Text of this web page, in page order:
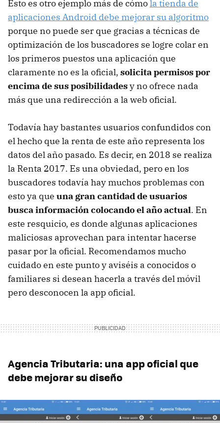
Esto es otro ejemplo más de cómola tienda de
aplicaciones Android debe mejorar su algoritmo
porque no puede ser que gracias a técnicas de
optimización de los buscadores se logre colar en
los primeros puestos una aplicación que
claramente no es la oficial, solicita permisos por
encima de sus posibilidadesy no ofrece nada
más que una redirección a la web oficial.
Todavía hay bastantes usuarios confundidos con
el hecho que la renta de este año representa los
datos del año pasado. Es decir, en 2018 se realiza
la Renta 2017. Es una obviedad, pero en los
buscadores todavía hay muchos problemas con
esto ya que una gran cantidad de usuarios
busca información colocando el año actual. En
este resquicio, es donde algunas aplicaciones
maliciosas aprovechan para intentar hacerse
pasar por la oficial. Recomendamos mucho
cuidado en este punto y aviséis a conocidos o
familiares si desean hacerla a través del móvil
pero desconocen la app oficial.
Agencia Tributaria: una app oficial que
debe mejorar su diseño